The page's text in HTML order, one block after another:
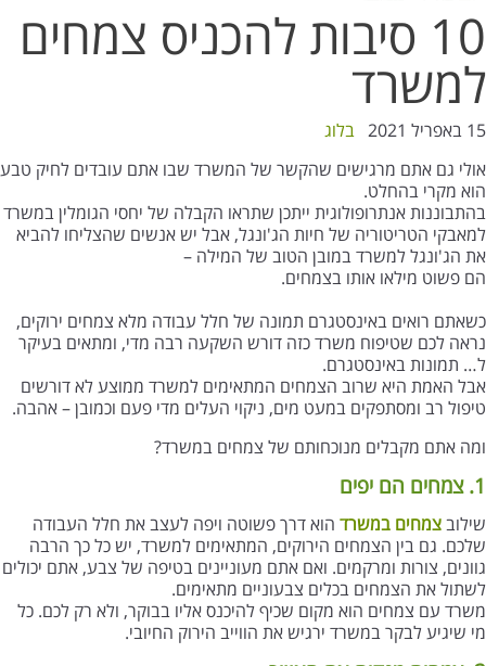
10 סיבות להכניס צמחים
למשרד
15 באפריל 2021
בלוג
אולי גם אתם מרגישים שהקשר של המשרד שבו אתם עובדים לחיק טבע
הוא מקרי בהחלט.
בהתבוננות אנתרופולוגית ייתכן שתראו הקבלה של יחסי הגומלין במשרד
למאבקי הטריטוריה של חיות הג'ונגל, אבל יש אנשים שהצליחו להביא
את הג'ונגל למשרד במובן הטוב של המילה –
הם פשוט מילאו אותו בצמחים.
כשאתם רואים באינסטגרם תמונה של חלל עבודה מלא צמחים ירוקים,
נראה לכם שטיפוח משרד כזה דורש השקעה רבה מדי, ומתאים בעיקר
ל… תמונות באינסטגרם.
אבל האמת היא שרוב הצמחים המתאימים למשרד ממוצע לא דורשים
טיפול רב ומסתפקים במעט מים, ניקוי העלים מדי פעם וכמובן – אהבה.
ומה אתם מקבלים מנוכחותם של צמחים במשרד?
1. צמחים הם יפים
שילובצמחים במשרד הוא דרך פשוטה ויפה לעצב את חלל העבודה
שלכם. גם בין הצמחים הירוקים, המתאימים למשרד, יש כל כך הרבה
גוונים, צורות ומרקמים. ואם אתם מעוניינים בטיפה של צבע, אתם יכולים
לשתול את הצמחים בכלים צבעוניים מתאימים.
משרד עם צמחים הוא מקום שכיף להיכנס אליו בבוקר, ולא רק לכם. כל
מי שיגיע לבקר במשרד ירגיש את הווייב הירוק החיובי.